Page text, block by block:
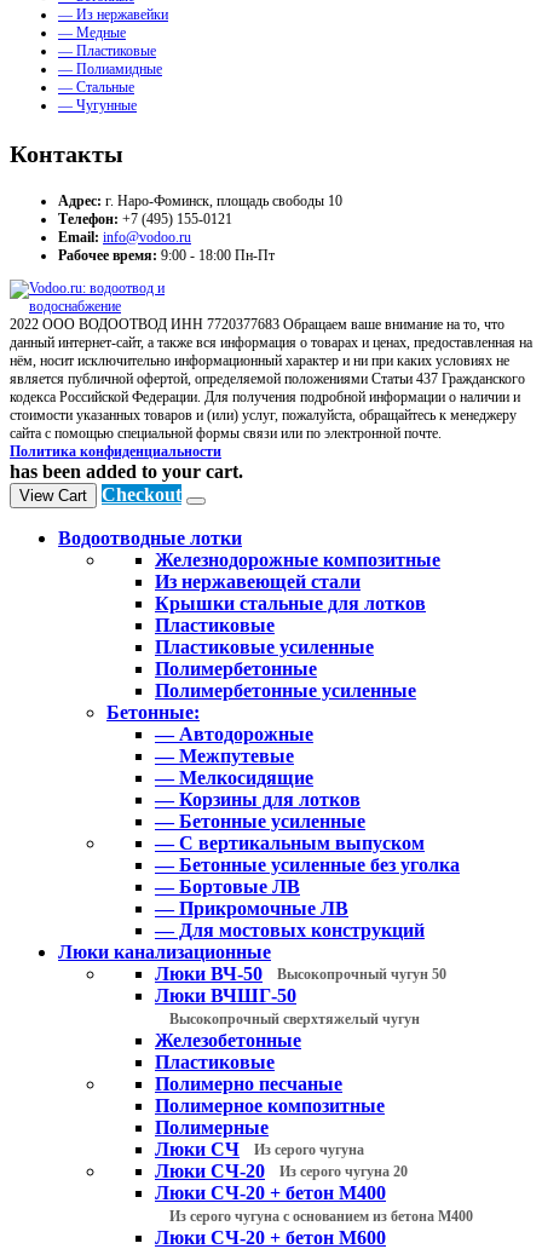
— Из нержавейки
— Медные
— Пластиковые
— Полиамидные
— Стальные
— Чугунные
Контакты
Адрес: г. Наро-Фоминск, площадь свободы 10
Телефон: +7 (495) 155-0121
Email: info@vodoo.ru
Рабочее время: 9:00 - 18:00 Пн-Пт
2022 ООО ВОДООТВОД ИНН 7720377683 Обращаем ваше внимание на то, что
данный интернет-сайт, а также вся информация о товарах и ценах, предоставленная на
нём, носит исключительно информационный характер и ни при каких условиях не
является публичной офертой, определяемой положениями Статьи 437 Гражданского
кодекса Российской Федерации. Для получения подробной информации о наличии и
стоимости указанных товаров и (или) услуг, пожалуйста, обращайтесь к менеджеру
сайта с помощью специальной формы связи или по электронной почте.
Политика конфиденциальности
has been added to your cart.
View Cart Checkout
Водоотводные лотки
Железнодорожные композитные
Из нержавеющей стали
Крышки стальные для лотков
Пластиковые
Пластиковые усиленные
Полимербетонные
Полимербетонные усиленные
Бетонные:
— Автодорожные
— Межпутевые
— Мелкосидящие
— Корзины для лотков
— Бетонные усиленные
— С вертикальным выпуском
— Бетонные усиленные без уголка
— Бортовые ЛВ
— Прикромочные ЛВ
— Для мостовых конструкций
Люки канализационные
Люки ВЧ-50
Высокопрочный чугун 50
Люки ВЧШГ-50
Высокопрочный сверхтяжелый чугун
Железобетонные
Пластиковые
Полимерно песчаные
Полимерное композитные
Полимерные
Люки СЧ
Из серого чугуна
Люки СЧ-20 Из серого чугуна 20
Люки СЧ-20 + бетон М400
Из серого чугуна с основанием из бетона М400
Люки СЧ-20 + бетон М600